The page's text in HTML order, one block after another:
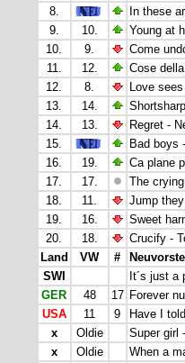
8.
In these
9.
10.
Young at
10.
9.
Come
11.
12.
Cose
12.
8.
Love
13.
14.
14.
13.
Regret -
15.
Bad boys
16.
19.
Ca plane
17.
17.
The
18.
11.
Jump
19.
16.
Sweet
20.
18.
Crucify -
Land
VW #
SWI
It´s just a
GER
48 17 Forever
USA
11 9
Have I
x
Oldie
Super girl
x
Oldie
When a